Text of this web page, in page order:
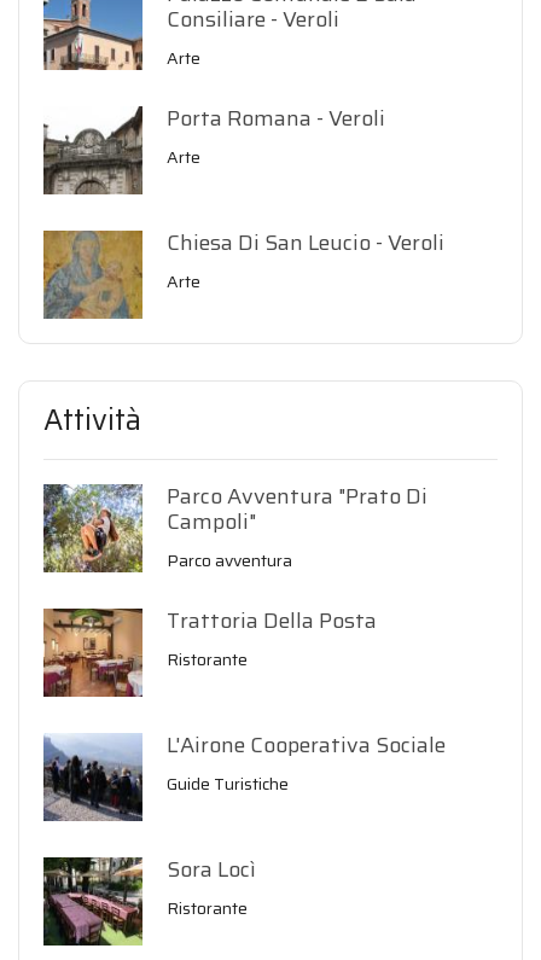
Consiliare - Veroli
Arte
Porta Romana - Veroli
Arte
Chiesa Di San Leucio - Veroli
Arte
Attività
Parco Avventura "Prato Di
Campoli"
Parco avventura
Trattoria Della Posta
Ristorante
L'Airone Cooperativa Sociale
Guide Turistiche
Sora Locì
Ristorante